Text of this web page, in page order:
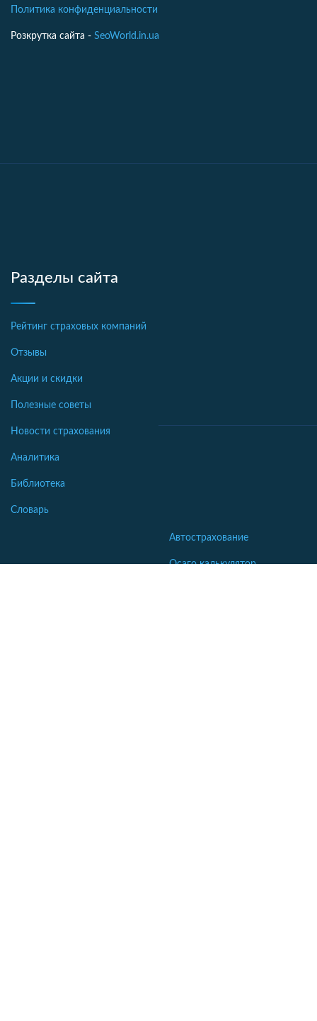
Политика конфиденциальности
Розкрутка сайта - SeoWorld.in.ua
Разделы сайта
Рейтинг страховых компаний
Отзывы
Акции и скидки
Полезные советы
Новости страхования
Аналитика
Библиотека
Словарь
Автострахование
Осаго калькулятор